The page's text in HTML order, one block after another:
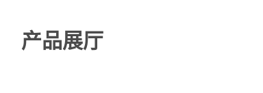
产品展厅